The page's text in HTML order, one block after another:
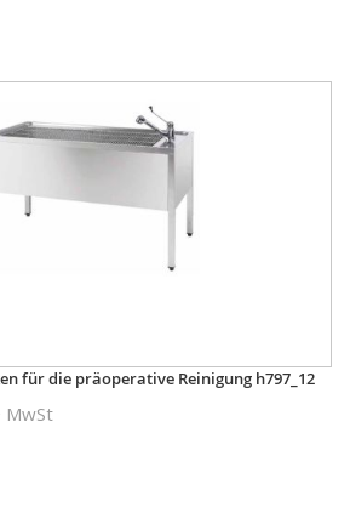
für die präoperative Reinigung h797_12
MwSt